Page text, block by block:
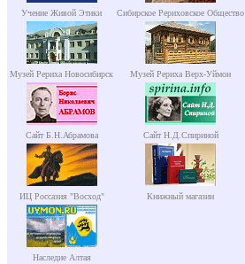
Учение Живой Этики Сибирское Рериховское Общество
Музей Рериха Новосибирск Музей Рериха Верх-Уймон
Сайт Б.Н.Абрамова Сайт Н.Д.Спириной
ИЦ Россазия "Восход" Книжный магазин
Наследие Алтая